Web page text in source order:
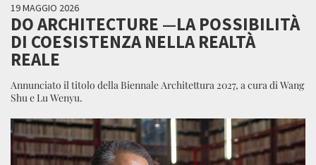
19 MAGGIO 2026
DO ARCHITECTURE —LA POSSIBILITÀ
DI COESISTENZA NELLA REALTÀ
REALE
Annunciato il titolo della Biennale Architettura 2027, a cura di Wang
Shu e Lu Wenyu.